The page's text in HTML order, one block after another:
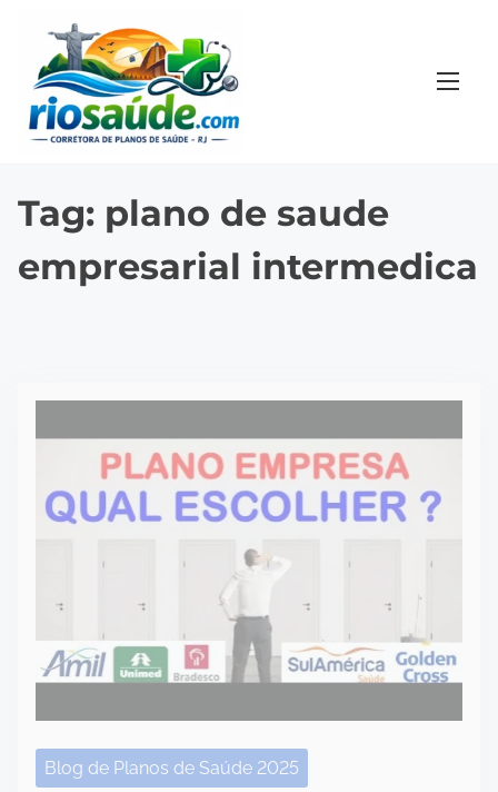
Tag: plano de saude
empresarial intermedica
Blog de Planos de Saúde 2025